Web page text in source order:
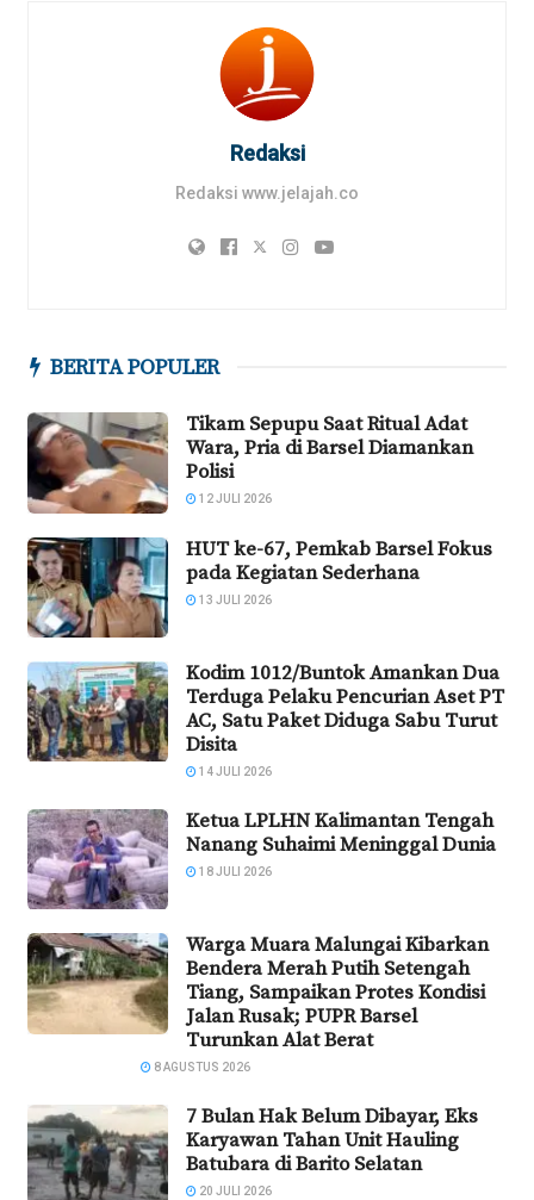
Redaksi
Redaksi www.jelajah.co
BERITA POPULER
Tikam Sepupu Saat Ritual Adat
Wara, Pria di Barsel Diamankan
Polisi
12 JULI 2026
HUT ke-67, Pemkab Barsel Fokus
pada Kegiatan Sederhana
13 JULI 2026
Kodim 1012/Buntok Amankan Dua
Terduga Pelaku Pencurian Aset PT
AC, Satu Paket Diduga Sabu Turut
Disita
14 JULI 2026
Ketua LPLHN Kalimantan Tengah
Nanang Suhaimi Meninggal Dunia
18 JULI 2026
Warga Muara Malungai Kibarkan
Bendera Merah Putih Setengah
Tiang, Sampaikan Protes Kondisi
Jalan Rusak; PUPR Barsel
Turunkan Alat Berat
8 AGUSTUS 2026
7 Bulan Hak Belum Dibayar, Eks
Karyawan Tahan Unit Hauling
Batubara di Barito Selatan
20 JULI 2026